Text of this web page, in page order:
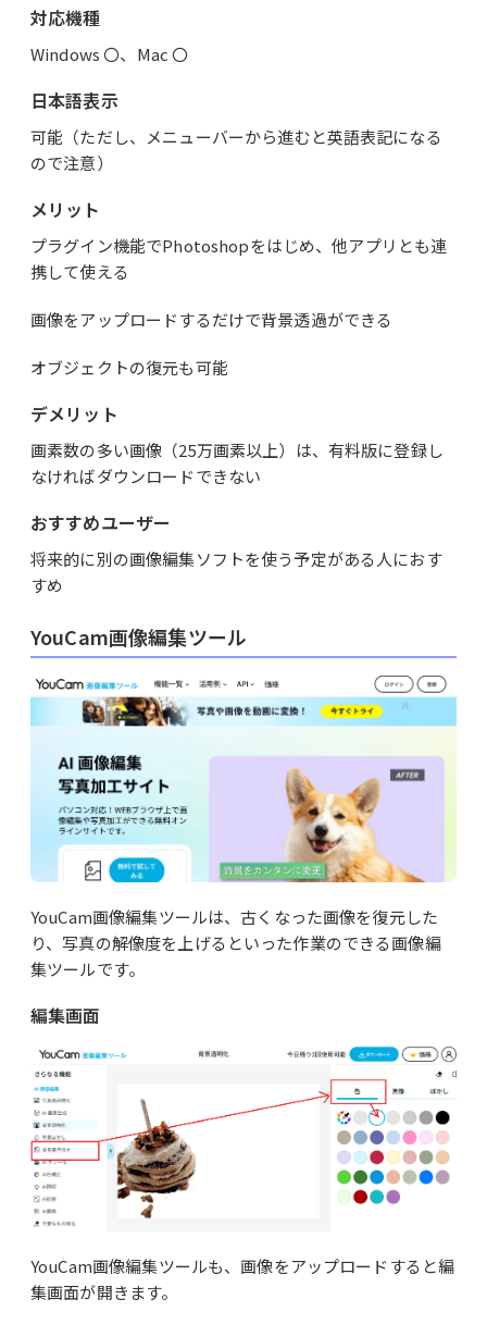
対応機種
Windows 〇、Mac 〇
日本語表示
可能（ただし、メニューバーから進むと英語表記になる
ので注意）
メリット
プラグイン機能でPhotoshopをはじめ、他アプリとも連
携して使える
画像をアップロードするだけで背景透過ができる
オブジェクトの復元も可能
デメリット
画素数の多い画像（25万画素以上）は、有料版に登録し
なければダウンロードできない
おすすめユーザー
将来的に別の画像編集ソフトを使う予定がある人におす
すめ
YouCam画像編集ツール
YouCam画像編集ツールは、古くなった画像を復元した
り、写真の解像度を上げるといった作業のできる画像編
集ツールです。
編集画面
YouCam画像編集ツールも、画像をアップロードすると編
集画面が開きます。